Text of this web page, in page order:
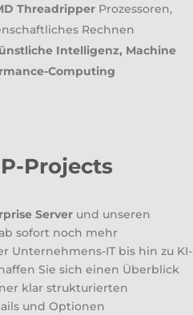
Threadripper Prozessoren,
Rechnen
Intelligenz, Machine
Computing
Projects
Server und unseren
sofort noch mehr
Unternehmens-IT bis hin zu KI-
Sie sich einen Überblick
klar strukturierten
und Optionen